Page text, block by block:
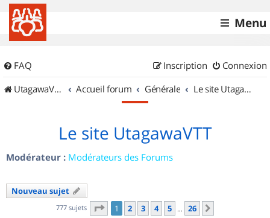
Menu
FAQ Connexion
Inscription
UtagawaVTT (Randos VTT et VTTAE avec traces GPS)
Accueil forum Générale Le site UtagawaVTT
Le site UtagawaVTT
Modérateur : Modérateurs des Forums
Nouveau sujet
777 sujets Page 1sur
1 2 3 4 5 … 26